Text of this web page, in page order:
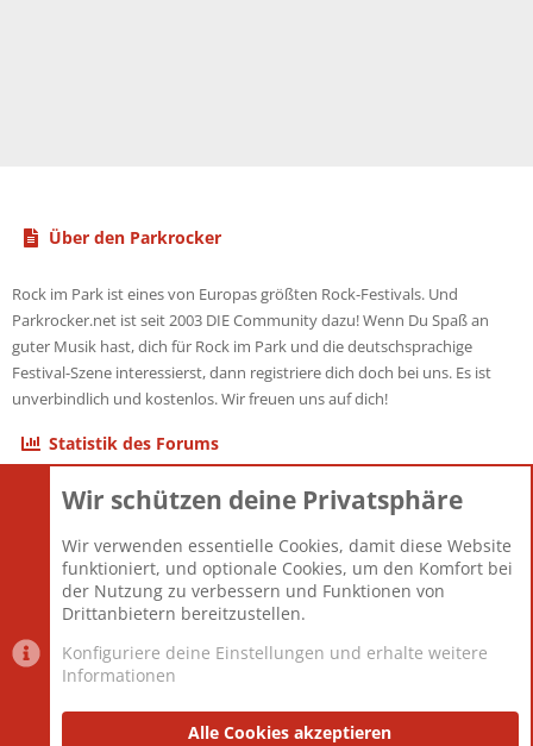
Über den Parkrocker
Rock im Park ist eines von Europas größten Rock-Festivals. Und
Parkrocker.net ist seit 2003 DIE Community dazu! Wenn Du Spaß an
guter Musik hast, dich für Rock im Park und die deutschsprachige
Festival-Szene interessierst, dann registriere dich doch bei uns. Es ist
unverbindlich und kostenlos. Wir freuen uns auf dich!
Statistik des Forums
Themen
Mitglieder
12.427
Neuestes Mitglied
Berlin
Datenschutzerklärung Impressum
Wir schützen deine Privatsphäre
Wir verwenden essentielle Cookies, damit diese Website
funktioniert, und optionale Cookies, um den Komfort bei
der Nutzung zu verbessern und Funktionen von
Drittanbietern bereitzustellen.
Konfiguriere deine Einstellungen und erhalte weitere
Informationen
Alle Cookies akzeptieren